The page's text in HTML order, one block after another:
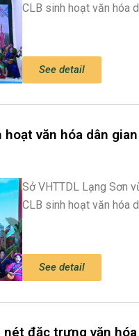
CLB sinh hoạt văn hóa
See detail
hoạt văn hóa dân
Sở VHTTDL Lạng Sơn
CLB sinh hoạt văn hóa
See detail
đặc trưng văn